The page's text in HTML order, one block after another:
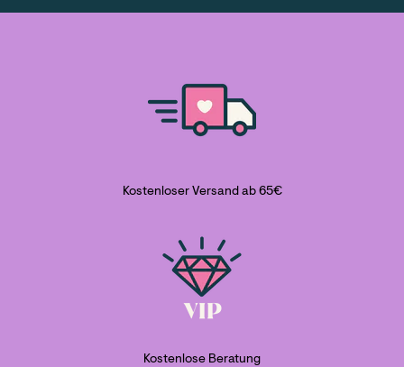
Kostenloser Versand ab 65€
Kostenlose Beratung